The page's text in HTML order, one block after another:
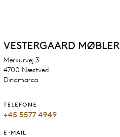
VESTERGAARD MØBLER
Merkurvej 3
4700 Næstved
Dinamarca
TELEFONE
+45 5577 4949
E-MAIL